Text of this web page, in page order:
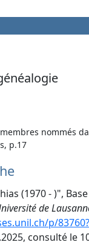
nommés
p.17
(1970 - )",
de
p/
consulté le